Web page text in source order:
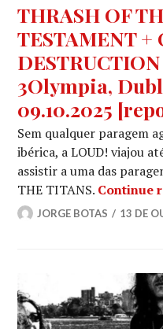
THRASH OF
TESTAMENT +
3Olympia,
09.10.2025
Sem qualquer paragem
ibérica, a LOUD! viajou
assistir a uma das
THE TITANS. Continue
JORGE BOTAS 13 DE